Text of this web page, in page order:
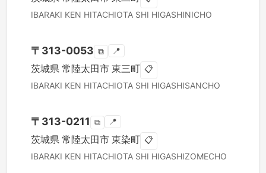
IBARAKI KEN HITACHIOTA SHI HIGASHINICHO
〒 313-0053 ⧉ 📍
茨城県 常陸太田市 東三町 📋
IBARAKI KEN HITACHIOTA SHI HIGASHISANCHO
〒 313-0211 ⧉ 📍
茨城県 常陸太田市 東染町 📋
IBARAKI KEN HITACHIOTA SHI HIGASHIZOMECHO